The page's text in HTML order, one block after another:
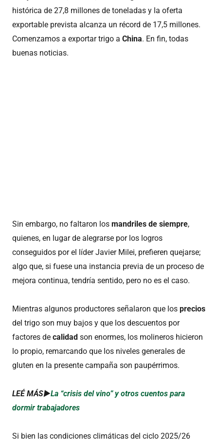
histórica de 27,8 millones de toneladas y la oferta
exportable prevista alcanza un récord de 17,5 millones.
Comenzamos a exportar trigo a China. En fin, todas
buenas noticias.
Sin embargo, no faltaron los mandriles de siempre,
quienes, en lugar de alegrarse por los logros
conseguidos por el líder Javier Milei, prefieren quejarse;
algo que, si fuese una instancia previa de un proceso de
mejora continua, tendría sentido, pero no es el caso.
Mientras algunos productores señalaron que los precios
del trigo son muy bajos y que los descuentos por
factores de calidad son enormes, los molineros hicieron
lo propio, remarcando que los niveles generales de
gluten en la presente campaña son paupérrimos.
LEÉ MÁS►La “crisis del vino” y otros cuentos para
dormir trabajadores
Si bien las condiciones climáticas del ciclo 2025/26